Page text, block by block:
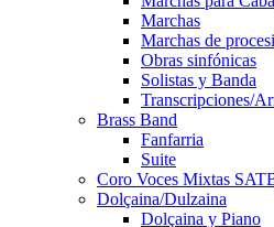
Marchas
Marchas de
Obras sinfónicas
Solistas y Banda
Transcripciones/
Brass Band
Fanfarria
Suite
Coro Voces Mixtas
Dolçaina/Dulzaina
Dolçaina y Piano